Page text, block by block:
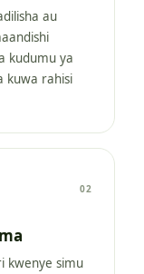
au
kudumu ya
kuwa rahisi
02
kwenye simu